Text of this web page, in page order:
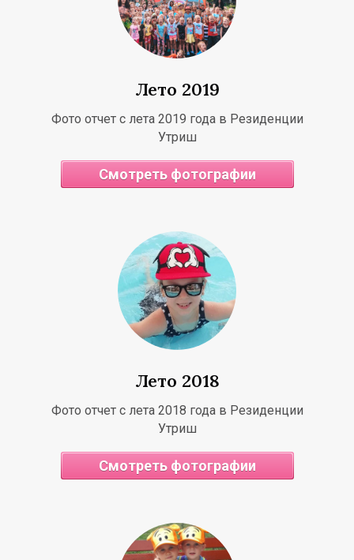
Р
ТЛето 2019
Фото отчет с лета 2019 года в Резиденции
Утриш
Смотреть фотографии
Лето 2018
Фото отчет с лета 2018 года в Резиденции
Утриш
Смотреть фотографии
Т